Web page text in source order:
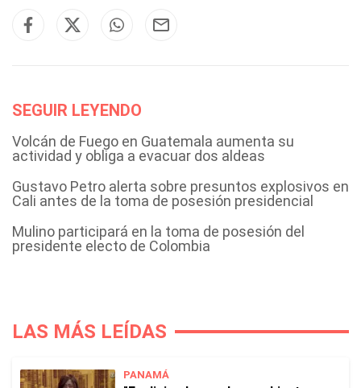
SEGUIR LEYENDO
Volcán de Fuego en Guatemala aumenta su
actividad y obliga a evacuar dos aldeas
Gustavo Petro alerta sobre presuntos explosivos en
Cali antes de la toma de posesión presidencial
Mulino participará en la toma de posesión del
presidente electo de Colombia
LAS MÁS LEÍDAS
PANAMÁ